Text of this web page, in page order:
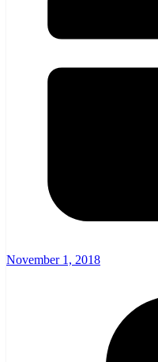
November 1, 2018